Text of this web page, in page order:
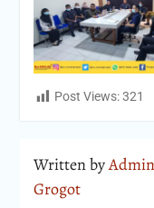
Post Views: 321
Written by
Grogot